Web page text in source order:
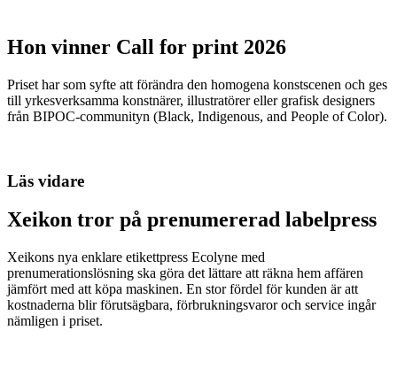
Hon vinner Call for print 2026
Priset har som syfte att förändra den homogena konstscenen och ges
till yrkesverksamma konstnärer, illustratörer eller grafisk designers
från BIPOC-communityn (Black, Indigenous, and People of Color).
Läs vidare
Xeikon tror på prenumererad labelpress
Xeikons nya enklare etikettpress Ecolyne med
prenumerationslösning ska göra det lättare att räkna hem affären
jämfört med att köpa maskinen. En stor fördel för kunden är att
kostnaderna blir förutsägbara, förbrukningsvaror och service ingår
nämligen i priset.